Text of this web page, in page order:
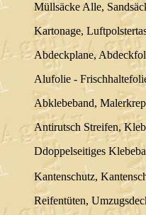
Müllsäcke Alle,
Kartonage,
Abdeckplane,
Alufolie -
Abklebeband,
Antirutsch Streifen,
Ddoppelseitiges
Kantenschutz,
Reifentüten,